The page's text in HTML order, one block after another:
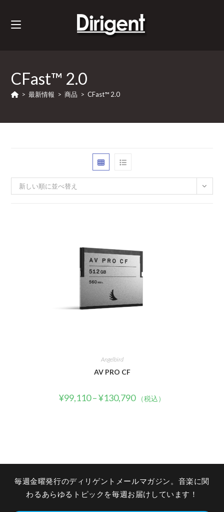
CFast™ 2.0
> 最新情報 > 商品 > CFast™ 2.0
新しい順に並べ替え
Angelbird
AV PRO CF
¥99,110–¥130,790 （税込）
毎週金曜発行のディリゲントメールマガジン。音楽に関
わるあらゆるトピックを毎週お届けしています！